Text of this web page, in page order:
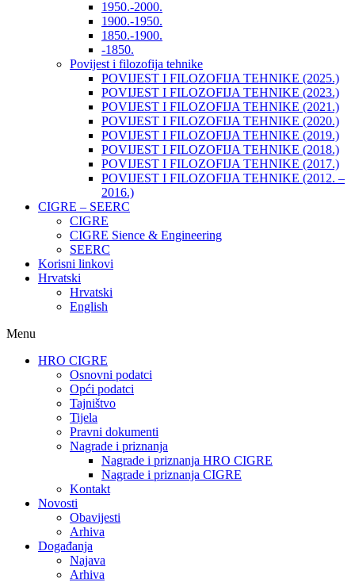
1950.-2000.
1900.-1950.
1850.-1900.
-1850.
Povijest i filozofija tehnike
POVIJEST I FILOZOFIJA TEHNIKE (2025.)
POVIJEST I FILOZOFIJA TEHNIKE (2023.)
POVIJEST I FILOZOFIJA TEHNIKE (2021.)
POVIJEST I FILOZOFIJA TEHNIKE (2020.)
POVIJEST I FILOZOFIJA TEHNIKE (2019.)
POVIJEST I FILOZOFIJA TEHNIKE (2018.)
POVIJEST I FILOZOFIJA TEHNIKE (2017.)
POVIJEST I FILOZOFIJA TEHNIKE (2012. –
2016.)
CIGRE – SEERC
CIGRE
CIGRE Sience & Engineering
SEERC
Korisni linkovi
Hrvatski
Hrvatski
English
Menu
HRO CIGRE
Osnovni podatci​
Opći podatci
Tajništvo
Tijela
Pravni dokumenti
Nagrade i priznanja
Nagrade i priznanja HRO CIGRE
Nagrade i priznanja CIGRE
Kontakt
Novosti
Obavijesti
Arhiva
Događanja
Najava
Arhiva